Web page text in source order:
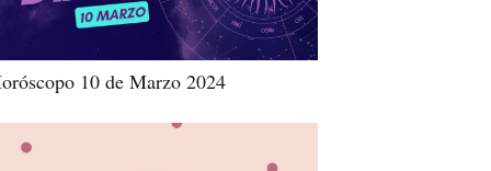
10 de Marzo 2024